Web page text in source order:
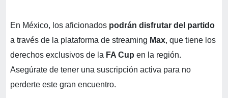
En México, los aficionados podrán disfrutar del partido
a través de la plataforma de streaming Max, que tiene los
derechos exclusivos de la FA Cup en la región.
Asegúrate de tener una suscripción activa para no
perderte este gran encuentro.